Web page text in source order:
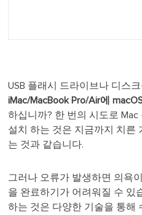
USB 플래시 드라이브나 디스
iMac/MacBook Pro/Air에
하십니까? 한 번의 시도로
설치 하는 것은 지금까지 치른
는 것과 같습니다.
그러나 오류가 발생하면 의욕
을 완료하기가 어려워질 수 있
하는 것은 다양한 기술을 통해